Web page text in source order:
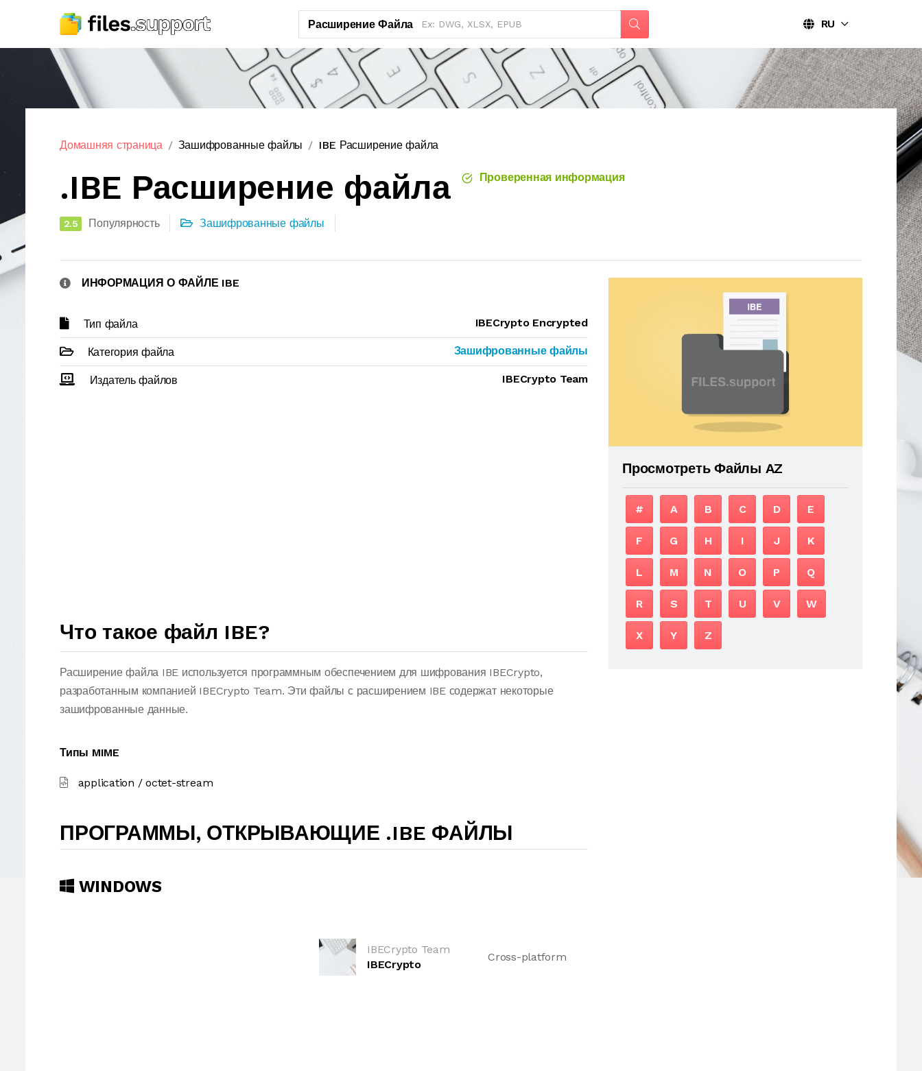
Расширение Файла RU
Домашняя страница Зашифрованные файлы IBE Расширение файла
.IBE Расширение файла Проверенная информация
2.5 Популярность Зашифрованные файлы
ИНФОРМАЦИЯ О ФАЙЛЕ IBE
Тип файла IBECrypto Encrypted
Категория файла Зашифрованные файлы
Издатель файлов IBECrypto Team
Что такое файл IBE?
Расширение файла IBE используется программным обеспечением для шифрования IBECrypto,
разработанным компанией IBECrypto Team. Эти файлы с расширением IBE содержат некоторые
зашифрованные данные.
Типы MIME
application / octet-stream
ПРОГРАММЫ, ОТКРЫВАЮЩИЕ .IBE ФАЙЛЫ
WINDOWS
IBECrypto Team
IBECrypto
Cross-platform
Просмотреть Файлы AZ
# A B C D E
F G H I J K
L M N O P Q
R S T U V W
X Y Z